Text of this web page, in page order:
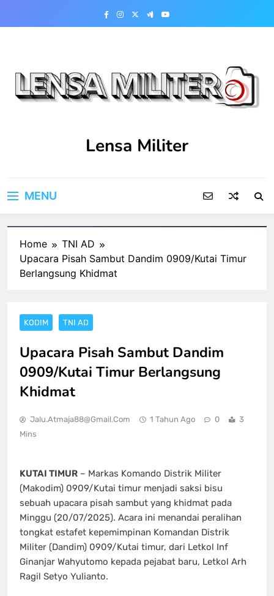
Lensa Militer
MENU
Home
TNI AD
Upacara Pisah Sambut Dandim 0909/Kutai Timur
Berlangsung Khidmat
KODIM TNI AD
Upacara Pisah Sambut Dandim
0909/Kutai Timur Berlangsung
Khidmat
Jalu.atmaja88@gmail.com 1 Tahun Ago 0
3
Mins
KUTAI TIMUR – Markas Komando Distrik Militer
(Makodim) 0909/Kutai timur menjadi saksi bisu
sebuah upacara pisah sambut yang khidmat pada
Minggu (20/07/2025). Acara ini menandai peralihan
tongkat estafet kepemimpinan Komandan Distrik
Militer (Dandim) 0909/Kutai timur, dari Letkol Inf
Ginanjar Wahyutomo kepada pejabat baru, Letkol Arh
Ragil Setyo Yulianto.